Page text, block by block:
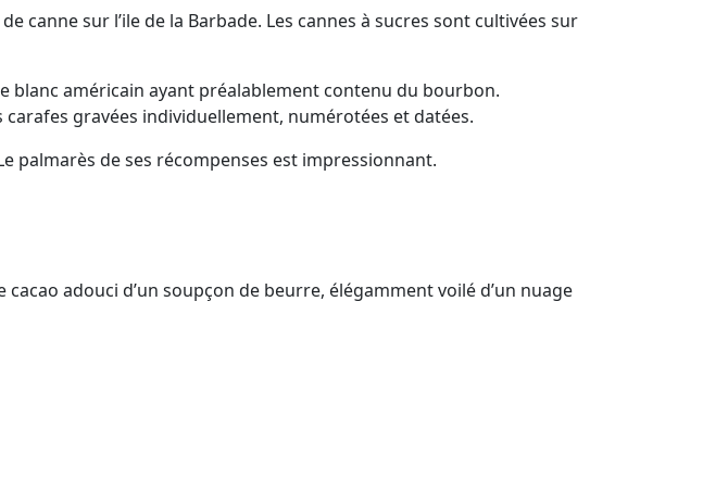
canne sur l’ile de la Barbade. Les cannes à sucres sont cultivées sur
blanc américain ayant préalablement contenu du bourbon.
gravées individuellement, numérotées et datées.
palmarès de ses récompenses est impressionnant.
adouci d’un soupçon de beurre, élégamment voilé d’un nuage